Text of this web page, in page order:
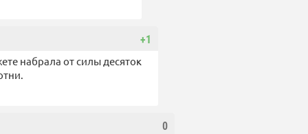
+1
набрала от силы десяток
0